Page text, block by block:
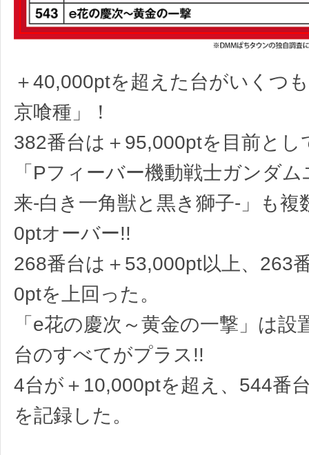
＋40,000ptを超えた台がいくつ
京喰種」！
382番台は＋95,000ptを目前とし
「Pフィーバー機動戦士ガンダ
来-白き一角獣と黒き獅子-」も複
0ptオーバー!!
268番台は＋53,000pt以上、263
0ptを上回った。
「e花の慶次～黄金の一撃」は
台のすべてがプラス!!
4台が＋10,000ptを超え、544番
を記録した。